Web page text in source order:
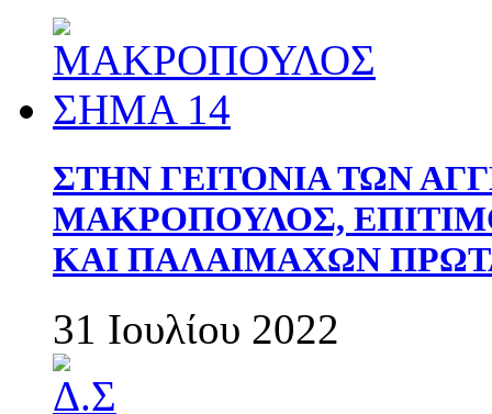
ΣΤΗΝ ΓΕΙΤΟΝΙΑ ΤΩΝ
ΜΑΚΡΟΠΟΥΛΟΣ,
ΚΑΙ ΠΑΛΑΙΜΑΧΩΝ
31 Ιουλίου 2022